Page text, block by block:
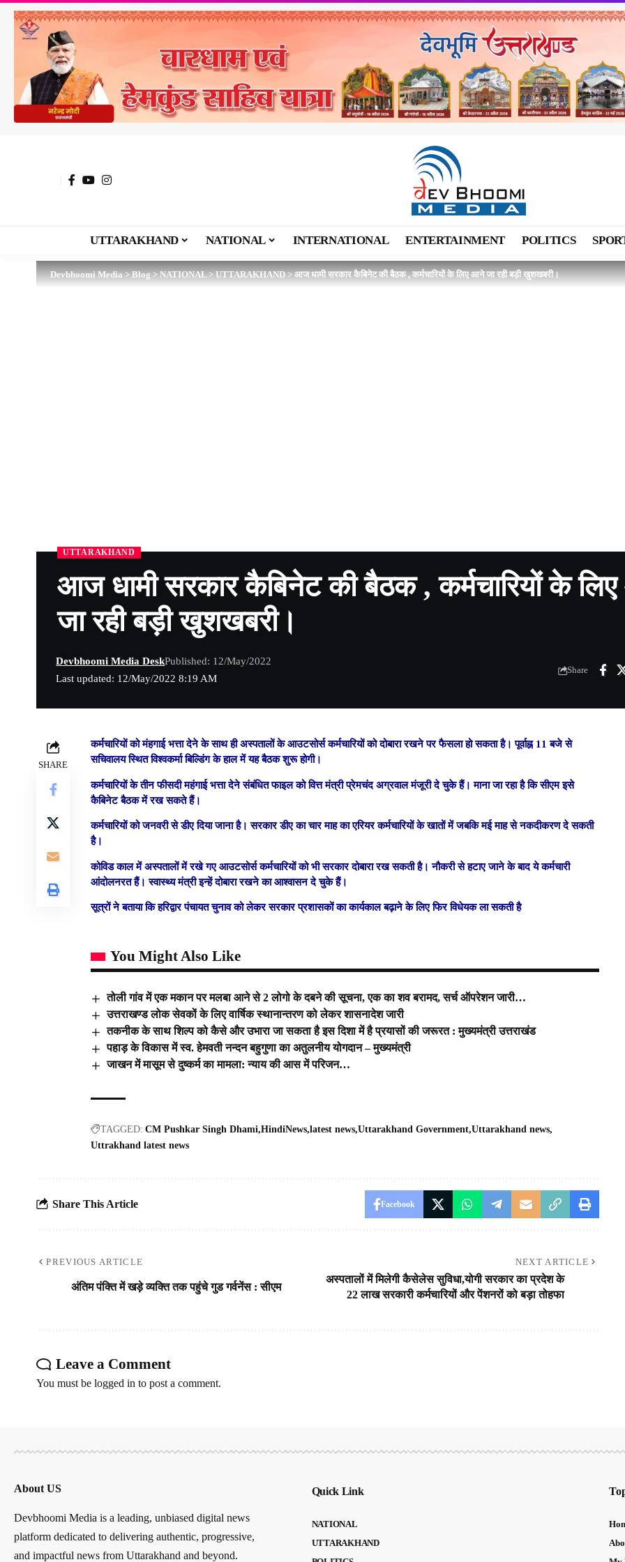
UTTARAKHAND NATIONAL INTERNATIONAL ENTERTAINMENT POLITICS
Devbhoomi Media>Blog>NATIONAL>UTTARAKHAND>आज धामी सरकार कैबिनेट की बैठक , कर्मचारियों के लिए आने जा रही बड़ी खुशखबरी।
UTTARAKHAND
आज धामी सरकार कैबिनेट की बैठक , कर्मचारियों के
जा रही बड़ी खुशखबरी।
Last updated: 12/May/2022 8:19 AM
Devbhoomi Media DeskPublished: 12/May/2022
Share
SHARE
कर्मचारियों को मंहगाई भत्ता देने के साथ ही अस्पतालों के आउटसोर्स कर्मचारियों को दोबारा रखने पर फैसला हो सकता है। पूर्वाह्न 11 बजे से
सचिवालय स्थित विश्वकर्मा बिल्डिंग के हाल में यह बैठक शुरू होगी।
कर्मचारियों के तीन फीसदी महंगाई भत्ता देने संबंधित फाइल को वित्त मंत्री प्रेमचंद अग्रवाल मंजूरी दे चुके हैं। माना जा रहा है कि सीएम इसे
कैबिनेट बैठक में रख सकते हैं।
कर्मचारियों को जनवरी से डीए दिया जाना है। सरकार डीए का चार माह का एरियर कर्मचारियों के खातों में जबकि मई माह से नकदीकरण दे सकती
है।
कोविड काल में अस्पतालों में रखे गए आउटसोर्स कर्मचारियों को भी सरकार दोबारा रख सकती है। नौकरी से हटाए जाने के बाद ये कर्मचारी
आंदोलनरत हैं। स्वास्थ्य मंत्री इन्हें दोबारा रखने का आश्वासन दे चुके हैं।
सूत्रों ने बताया कि हरिद्वार पंचायत चुनाव को लेकर सरकार प्रशासकों का कार्यकाल बढ़ाने के लिए फिर विधेयक ला सकती है
You Might Also Like
तोली गांव में एक मकान पर मलबा आने से 2 लोगो के दबने की सूचना, एक का शव बरामद, सर्च ऑपरेशन जारी…
उत्तराखण्ड लोक सेवकों के लिए वार्षिक स्थानान्तरण को लेकर शासनादेश जारी
तकनीक के साथ शिल्प को कैसे और उभारा जा सकता है इस दिशा में है प्रयासों की जरूरत : मुख्यमंत्री उत्तराखंड
पहाड़ के विकास में स्व. हेमवती नन्दन बहुगुणा का अतुलनीय योगदान – मुख्यमंत्री
जाखन में मासूम से दुष्कर्म का मामला: न्याय की आस में परिजन…
TAGGED: CM Pushkar Singh Dhami HindiNews latest news Uttarakhand Government Uttarakhand news
Uttrakhand latest news
Share This Article Facebook
PREVIOUS ARTICLE
अंतिम पंक्ति में खड़े व्यक्ति तक पहुंचे गुड गर्वनेंस : सीएम
NEXT ARTICLE
अस्पतालों में मिलेगी कैसेलेस सुविधा,योगी सरकार का प्रदेश के
22 लाख सरकारी कर्मचारियों और पेंशनरों को बड़ा तोहफा
Leave a Comment
You must be logged in to post a comment.
About US
Devbhoomi Media is a leading, unbiased digital news
platform dedicated to delivering authentic, progressive,
and impactful news from Uttarakhand and beyond.
Quick Link
NATIONAL
UTTARAKHAND